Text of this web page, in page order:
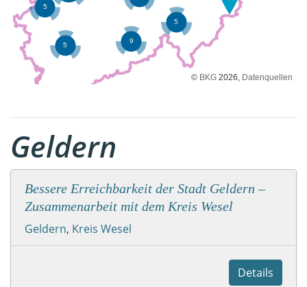
© BKG 2026, Datenquellen
Geldern
Bessere Erreichbarkeit der Stadt Geldern –
Zusammenarbeit mit dem Kreis Wesel
Geldern, Kreis Wesel
Details